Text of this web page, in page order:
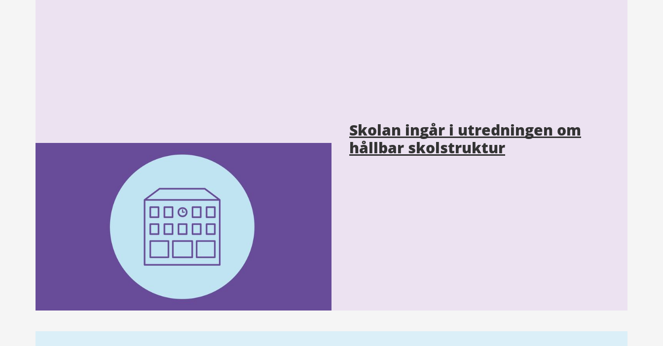
Skolan ingår i utredningen om
hållbar skolstruktur